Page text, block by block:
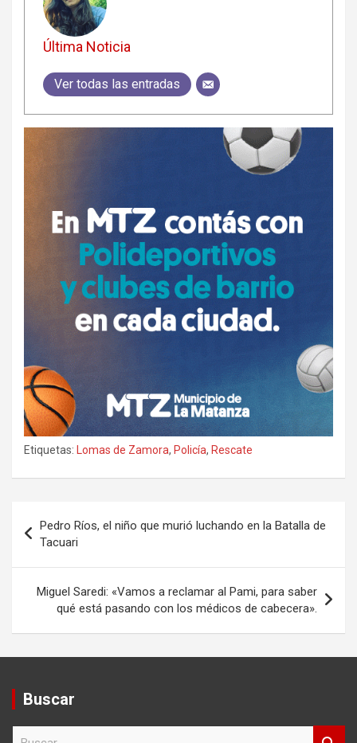
Última Noticia
Ver todas las entradas
Etiquetas: Lomas de Zamora, Policía, Rescate
de
entradas
Pedro Ríos, el niño que murió luchando en la Batalla de
Tacuari
Miguel Saredi: «Vamos a reclamar al Pami, para saber
qué está pasando con los médicos de cabecera».
Buscar